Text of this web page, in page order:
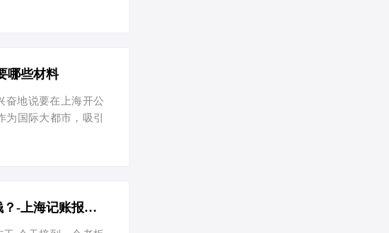
注册公…
哪些材料
奋地说要在上海开公
国际大都市，吸引
一解答。 一、上海
包括身份证…
上海记账报税费用大揭秘：个体工商户与有限公司，谁更省钱？-上海记账报税需要多少费用？